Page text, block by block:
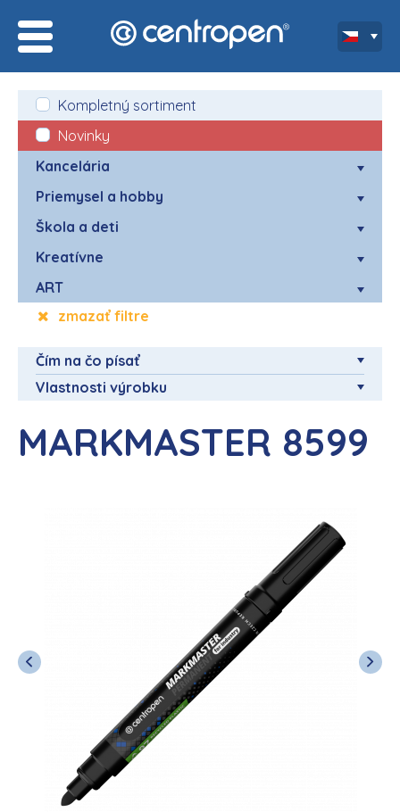
Kompletný sortiment
Novinky
Kancelária
Priemysel a hobby
Škola a deti
Kreatívne
ART
zmazať filtre
Čím na čo písať
Vlastnosti výrobku
MARKMASTER 8599